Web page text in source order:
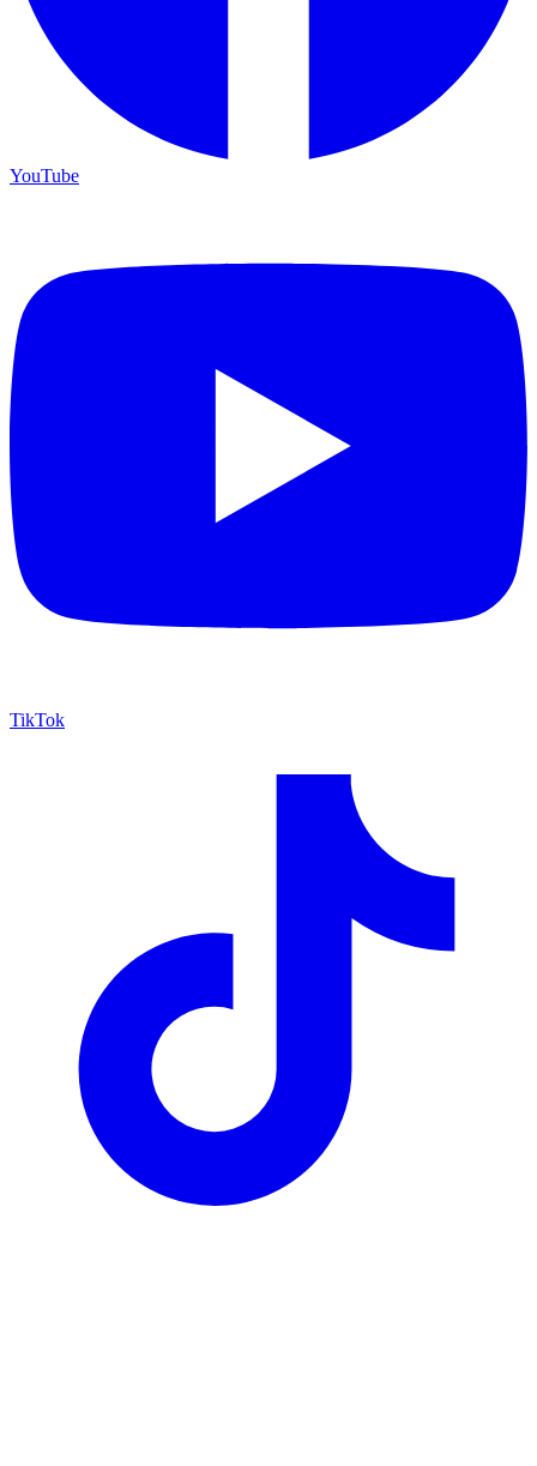
YouTube
TikTok